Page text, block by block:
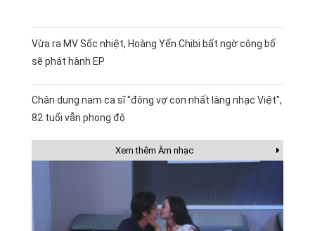
Vừa ra MV Sốc nhiệt, Hoàng Yến Chibi bất ngờ công bố
sẽ phát hành EP
Chân dung nam ca sĩ "đông vợ con nhất làng nhạc Việt",
82 tuổi vẫn phong độ
Xem thêm Âm nhạc